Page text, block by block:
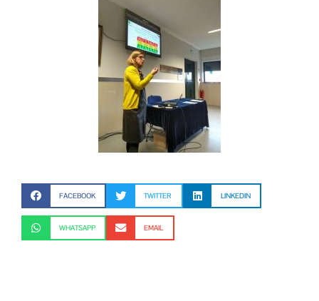
FACEBOOK TWITTER LINKEDIN
WHATSAPP EMAIL